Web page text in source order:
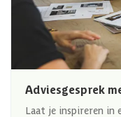
Adviesgesprek
Laat je inspireren in